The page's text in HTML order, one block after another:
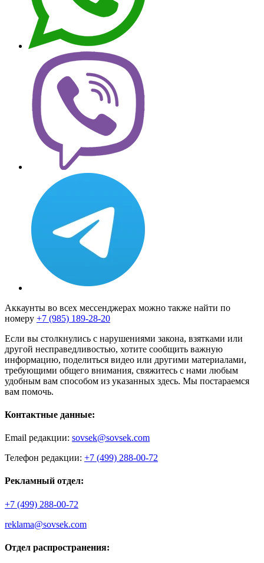
Аккаунты во всех мессенджерах можно также найти по
номеру +7 (985) 189-28-20
Если вы столкнулись с нарушениями закона, взятками или
другой несправедливостью, хотите сообщить важную
информацию, поделиться видео или другими материалами,
требующими общего внимания, свяжитесь с нами любым
удобным вам способом из указанных здесь. Мы постараемся
вам помочь.
Контактные данные:
Email редакции: sovsek@sovsek.com
Телефон редакции: +7 (499) 288-00-72
Рекламный отдел:
+7 (499) 288-00-72
reklama@sovsek.com
Отдел распространения: